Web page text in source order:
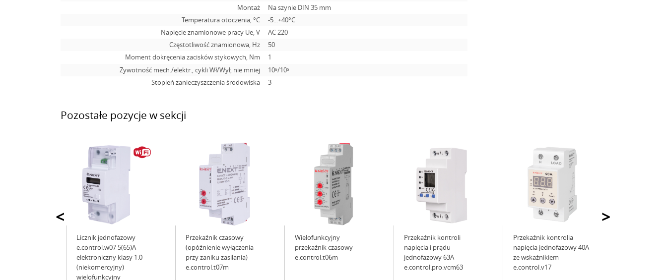
Montaż
Na szynie DIN 35 mm
Temperatura otoczenia, °С
-5...+40°С
Napięcie znamionowe pracy Ue, V
AC 220
Częstotliwość znamionowa, Hz
50
Moment dokręcenia zacisków stykowych, Nm
1
Żywotność mech./elektr., cykli Wł/Wył, nie mniej
10⁶/10⁵
Stopień zanieczyszczenia środowiska
3
Pozostałe pozycje w sekcji
>
Licznik jednofazowy
e.control.w07 5(65)A
elektroniczny klasy 1.0
(niekomercyjny)
wielofunkcyjny
Przekaźnik czasowy
(opóźnienie wyłączenia
przy zaniku zasilania)
e.control.t07m
Wielofunkcyjny
przekaźnik czasowy
e.control.t06m
Przekaźnik kontroli
napięcia i prądu
jednofazowy 63A
e.control.pro.vcm63
Przekaźnik kontrolia
napięcia jednofazowy 40А
ze wskaźnikiem
e.control.v17
<